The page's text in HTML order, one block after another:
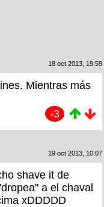
18 oct 2013, 19:59
Mientras más
-3
19 oct 2013, 10:07
shave it de
a el chaval
xDDDDD